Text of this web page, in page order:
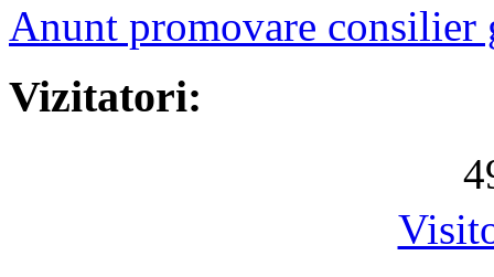
Anunt promovare consilier
Vizitatori:
4